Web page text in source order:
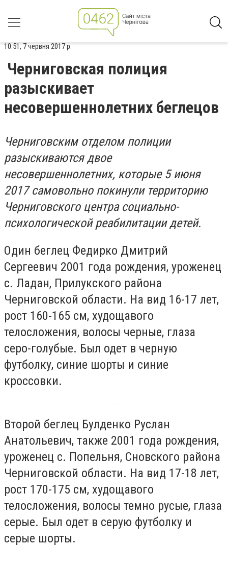
10:51, 7 червня 2017 р.
Черниговская полиция
разыскивает
несовершеннолетних беглецов
Черниговским отделом полиции
разыскиваются двое
несовершеннолетних, которые 5 июня
2017 самовольно покинули территорию
Черниговского центра социально-
психологической реабилитации детей.
Один беглец Федирко Дмитрий
Сергеевич 2001 года рождения, уроженец
с. Ладан, Прилукского района
Черниговской области. На вид 16-17 лет,
рост 160-165 см, худощавого
телосложения, волосы черные, глаза
серо-голубые. Был одет в черную
футболку, синие шорты и синие
кроссовки.
Второй беглец Булденко Руслан
Анатольевич, также 2001 года рождения,
уроженец с. Попельня, Сновского района
Черниговской области. На вид 17-18 лет,
рост 170-175 см, худощавого
телосложения, волосы темно русые, глаза
серые. Был одет в серую футболку и
серые шорты.